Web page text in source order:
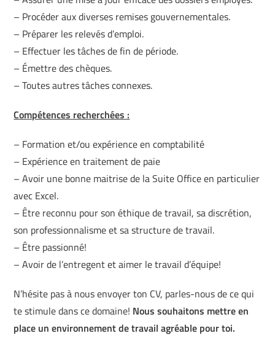
– Procéder aux diverses remises gouvernementales.
– Préparer les relevés d’emploi.
– Effectuer les tâches de fin de période.
– Émettre des chèques.
– Toutes autres tâches connexes.
Compétences recherchées :
– Formation et/ou expérience en comptabilité
– Expérience en traitement de paie
– Avoir une bonne maitrise de la Suite Office en particulier
avec Excel.
– Être reconnu pour son éthique de travail, sa discrétion,
son professionnalisme et sa structure de travail.
– Être passionné!
– Avoir de l’entregent et aimer le travail d’équipe!
N’hésite pas à nous envoyer ton CV, parles-nous de ce qui
te stimule dans ce domaine! Nous souhaitons mettre en
place un environnement de travail agréable pour toi.
GRANBY
MAGOG
COWANSVILLE
SHERBROOKE
GRANBY
VICTORIAVILLE
GRANBY